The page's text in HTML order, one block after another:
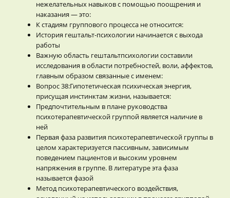
нежелательных навыков с помощью поощрения и
наказания — это:
К стадиям группового процесса не относится:
История гештальт-психологии начинается с выхода
работы
Важную область гештальтпсихологии составили
исследования в области потребностей, воли, аффектов,
главным образом связанные с именем:
Вопрос 38:Гипотетическая психическая энергия,
присущая инстинктам жизни, называется:
Предпочтительным в плане руководства
психотерапевтической группой является наличие в
ней
Первая фаза развития психотерапевтической группы в
целом характеризуется пассивным, зависимым
поведением пациентов и высоким уровнем
напряжения в группе. В литературе эта фаза
называется фазой
Метод психотерапевтического воздействия,